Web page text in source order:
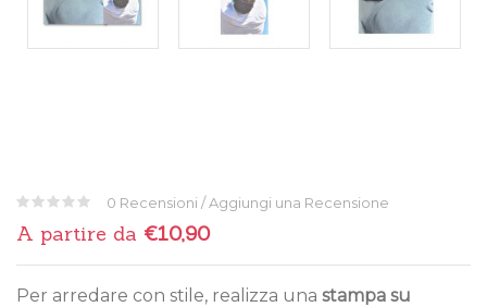
0
su
5
su
0
clienti
0 Recensioni / Aggiungi una Recensione
A partire da €10,90
Per arredare con stile, realizza una stampa su